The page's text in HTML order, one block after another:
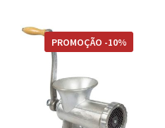
PROMOÇÃO -10%